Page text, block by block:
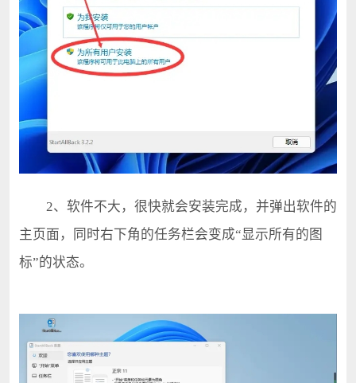
2、软件不大，很快就会安装完成，并弹出软件的
主页面，同时右下角的任务栏会变成“显示所有的图
标”的状态。